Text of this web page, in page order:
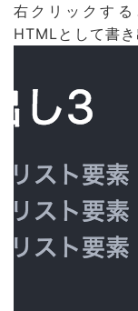
右クリックす
HTMLとして書き